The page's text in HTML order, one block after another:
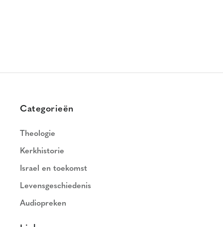
Categorieën
Theologie
Kerkhistorie
Israel en toekomst
Levensgeschiedenis
Audiopreken